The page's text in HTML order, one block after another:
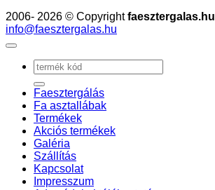
2006- 2026 © Copyrightfaesztergalas.hu
info@faesztergalas.hu
Keresés
a
következőre:
Faesztergálás
Fa asztallábak
Termékek
Akciós termékek
Galéria
Szállítás
Kapcsolat
Impresszum